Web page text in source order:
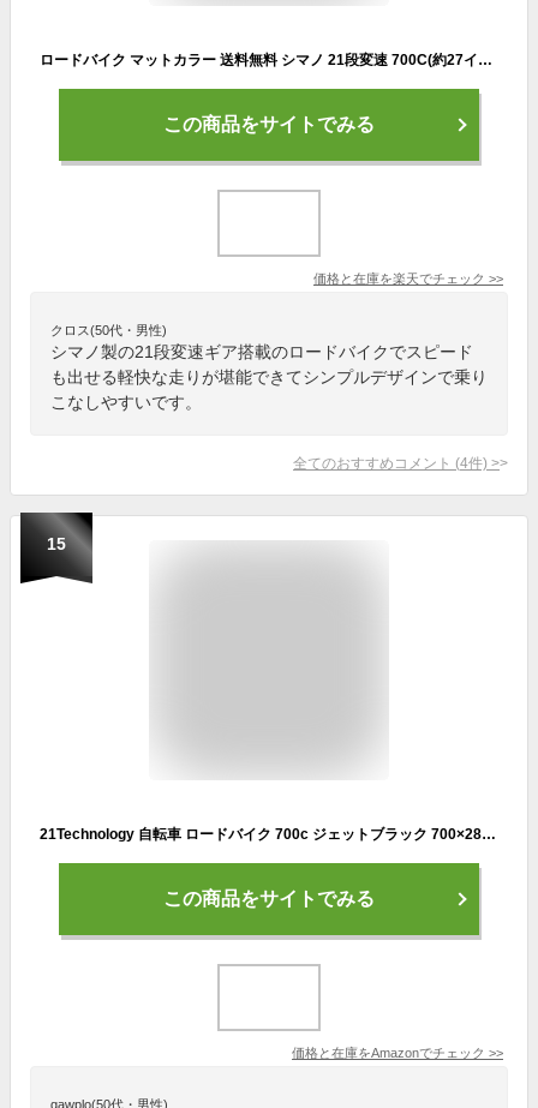
ロードバイク マットカラー 送料無料 シマノ 21段変速 700C(約27インチ)
この商品をサイトでみる
価格と在庫を楽天でチェック >>
クロス(50代・男性)
シマノ製の21段変速ギア搭載のロードバイクでスピード
も出せる軽快な走りが堪能できてシンプルデザインで乗り
こなしやすいです。
全てのおすすめコメント (4件) >
15
21Technology 自転車 ロードバイク 700c ジェットブラック 700×28c シマノ14段変速ギヤ ドロップハンドル 補助ブレーキ搭載 前後キャリパーブレーキ
この商品をサイトでみる
価格と在庫をAmazonでチェック >>
qawplo(50代・男性)